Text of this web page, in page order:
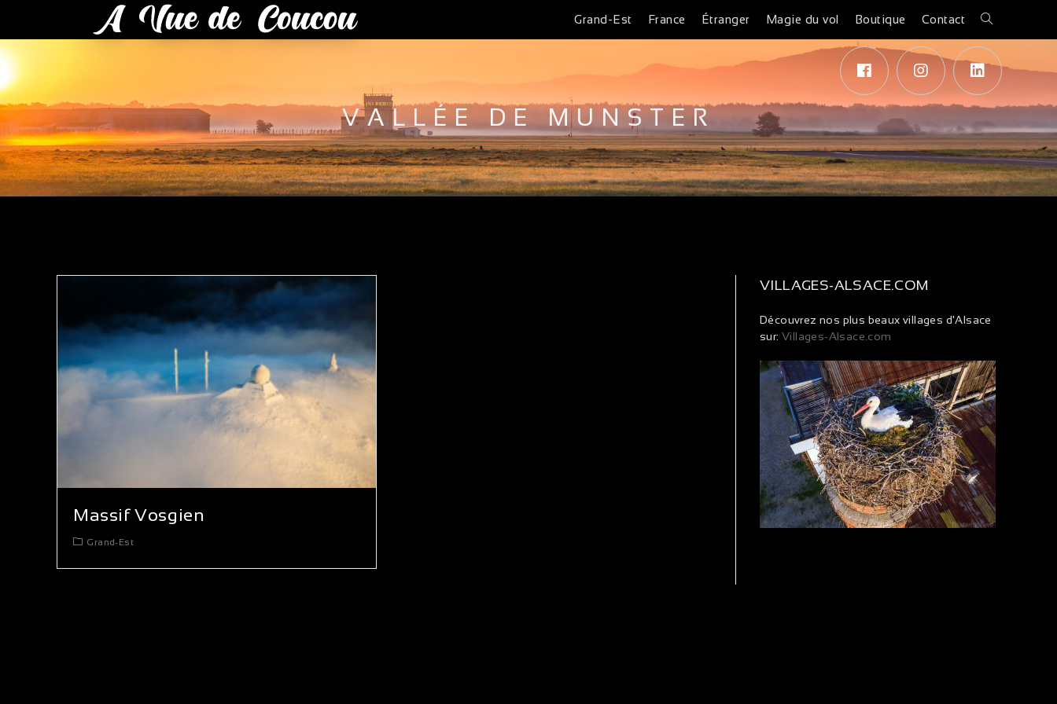
Grand-Est France Étranger Magie du vol Boutique Contact
VALLÉE DE MUNSTER
Massif Vosgien
Grand-Est
VILLAGES-ALSACE.COM
Découvrez nos plus beaux villages d'Alsace
sur: Villages-Alsace.com